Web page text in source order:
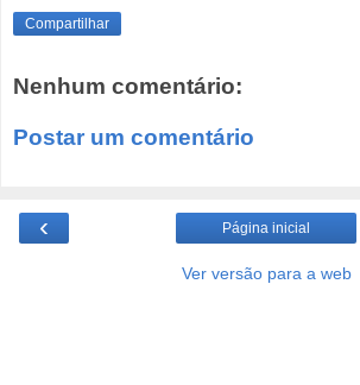
Compartilhar
Nenhum comentário:
Postar um comentário
‹ Página inicial
Ver versão para a web